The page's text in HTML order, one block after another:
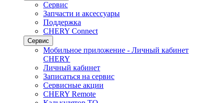
Сервис
Запчасти и аксессуары
Поддержка
CHERY Connect
Сервис
Мобильное приложение - Личный кабинет
CHERY
Личный кабинет
Записаться на сервис
Сервисные акции
CHERY Remote